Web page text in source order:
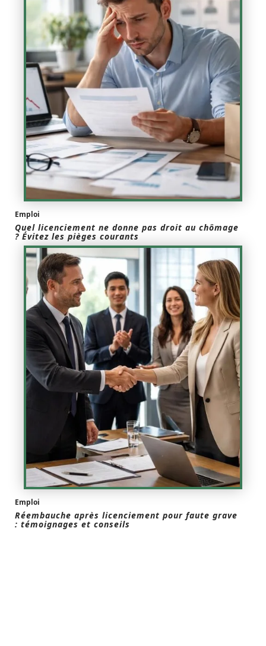
Emploi
Quel licenciement ne donne pas droit au chômage
? Évitez les pièges courants
Emploi
Réembauche après licenciement pour faute grave
: témoignages et conseils